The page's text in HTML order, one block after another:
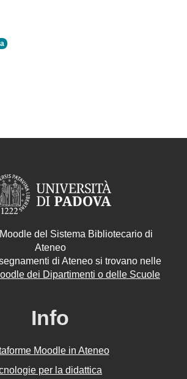
del Sistema Bibliotecario di
Ateneo
di Ateneo si trovano nelle
dei Dipartimenti o delle Scuole
Info
Moodle in Ateneo
per la didattica